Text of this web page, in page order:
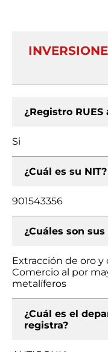
¿Registro RUES
Si
¿Cuál es su NIT?
901543356
¿Cuáles son
Extracción de oro y
Comercio al por
metalíferos
¿Cuál es el
registra?